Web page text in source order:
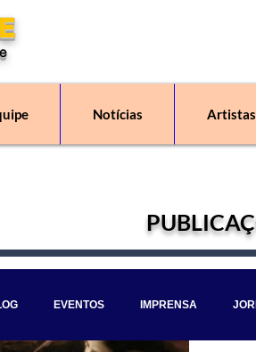
Notícias Artistas
EVENTOS IMPRENSA